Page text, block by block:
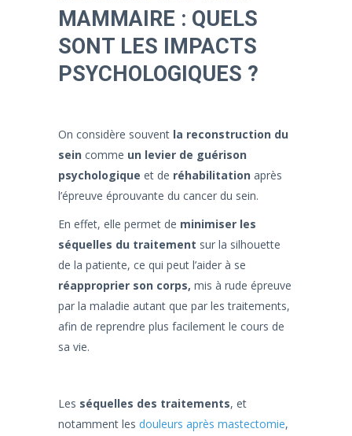
MAMMAIRE : QUELS
SONT LES IMPACTS
PSYCHOLOGIQUES ?
On considère souvent la reconstruction du
sein comme un levier de guérison
psychologique et de réhabilitation après
l’épreuve éprouvante du cancer du sein.
En effet, elle permet de minimiser les
séquelles du traitement sur la silhouette
de la patiente, ce qui peut l’aider à se
réapproprier son corps, mis à rude épreuve
par la maladie autant que par les traitements,
afin de reprendre plus facilement le cours de
sa vie.
Les séquelles des traitements, et
notamment les douleurs après mastectomie,